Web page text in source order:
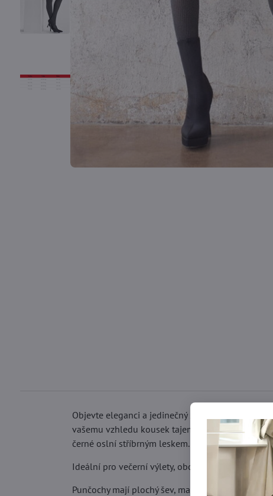
Objevte eleganci a jedinečný styl s punčocháči
vašemu vzhledu kousek tajemství a elegance.
černé oslní stříbrným leskem.
Ideální pro večerní výlety, obchodní schůzky
Punčochy mají plochý šev, malý klín, pohodlný